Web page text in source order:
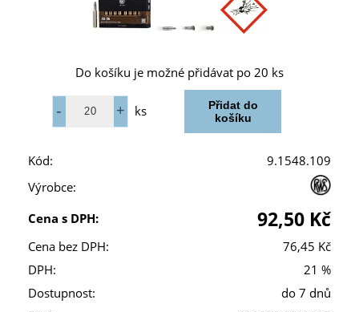
Do košíku je možné přidávat po 20 ks
ks
Kód:
9.1548.109
Výrobce:
Cena s DPH:
92,50 Kč
Cena bez DPH:
76,45 Kč
DPH:
21 %
Dostupnost:
do 7 dnů